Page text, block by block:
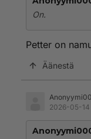
On.
Petter on
Äänestä
2026-05-14